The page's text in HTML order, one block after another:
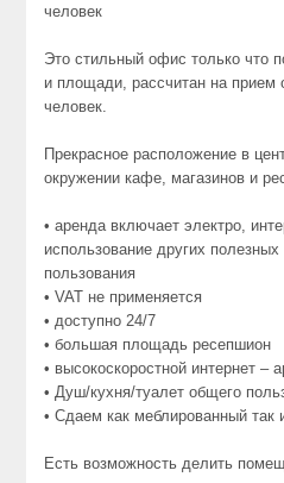
человек
Это стильный офис только что
и площади, рассчитан на прием
человек.
Прекрасное расположение в
окружении кафе, магазинов и
• аренда включает электро,
использование других
пользования
• VAT не применяется
• доступно 24/7
• большая площадь ресепшион
• высокоскоростной интернет –
• Душ/кухня/туалет общего
• Сдаем как меблированный так
Есть возможность делить